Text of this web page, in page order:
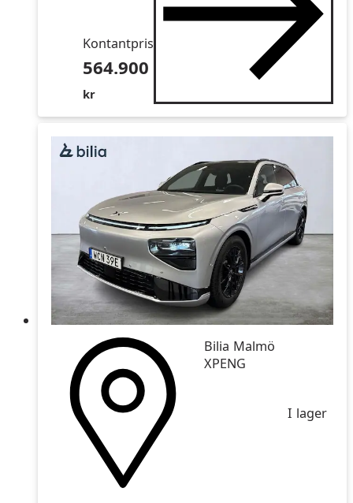
Kontantpris
564.900
kr
Bilia Malmö
XPENG
I lager